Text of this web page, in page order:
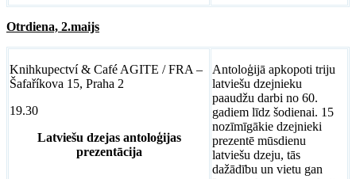
Otrdiena, 2.maijs
Knihkupectví & Café AGITE / FRA –
Šafaříkova 15, Praha 2
19.30
Latviešu dzejas antoloģijas
prezentācija
Antoloģijā apkopoti triju
latviešu dzejnieku
paaudžu darbi no 60.
gadiem līdz šodienai. 15
nozīmīgākie dzejnieki
prezentē mūsdienu
latviešu dzeju, tās
dažādību un vietu gan